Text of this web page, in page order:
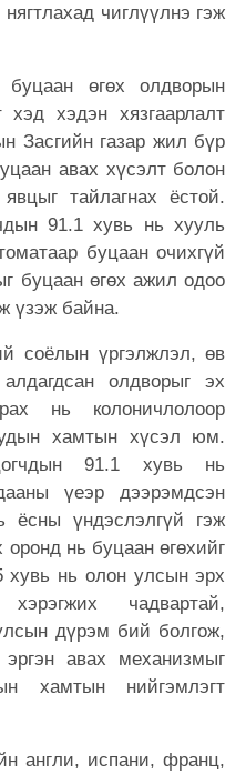
чиглүүлнэ гэж
өгөх олдворын
хэд хэдэн хязгаарлалт
Засгийн газар жил бүр
авах хүсэлт болон
тайлагнах ёстой.
91.1 хувь нь хууль
буцаан очихгүй
буцаан өгөх ажил одоо
үзэж байна.
соёлын үргэлжлэл, өв
олдворыг эх
нь колоничлолоор
хамтын хүсэл юм.
91.1 хувь нь
үеэр дээрэмдсэн
үндэслэлгүй гэж
нь буцаан өгөхийг
нь олон улсын эрх
чадвартай,
дүрэм бий болгож,
эргэн авах механизмыг
хамтын нийгэмлэгт
англи, испани, франц,